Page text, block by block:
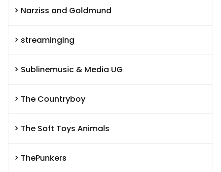
Narziss and Goldmund
streaminging
Sublinemusic & Media UG
The Countryboy
The Soft Toys Animals
ThePunkers